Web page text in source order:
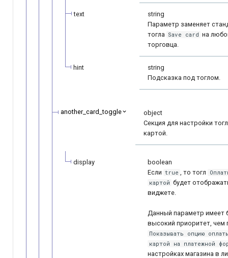
text
string
Параметр заменяет
тогла Save card на
торговца.
hint
string
Подсказка под тоглом.
another_card_toggle
object
Секция для настройки
картой.
display
boolean
Если true , то тогл
картой будет
виджете.
Данный параметр имеет
высокий приоритет, чем
Показывать опцию
картой на платежной
настройках магазина в